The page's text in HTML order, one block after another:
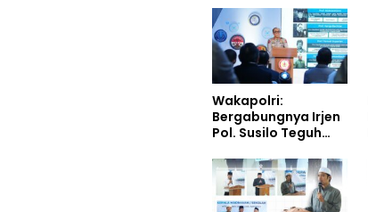
Pembentukan
Karakter Siswa
Sekolah Rakyat
Wakapolri:
Bergabungnya Irjen
Pol. Susilo Teguh
Perkuat Jejaring
Nasional Pusat
Studi Kepolisian